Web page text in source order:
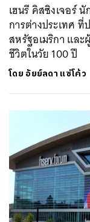
เฮนรี คิสซิงเจอร์
การต่างประเทศ
สหรัฐอเมริกา และ
ชีวิตในวัย 100 ปี
โดย อัยย์ลดา แซ่โค้ว